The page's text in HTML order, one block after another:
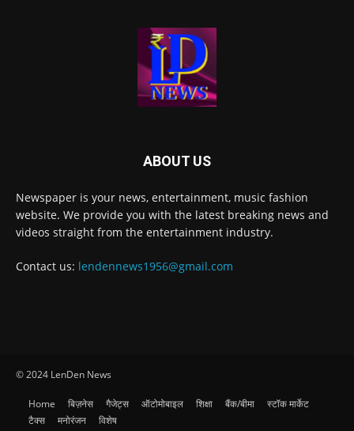
ABOUT US
Newspaper is your news, entertainment, music fashion
website. We provide you with the latest breaking news and
videos straight from the entertainment industry.
Contact us: lendennews1956@gmail.com
© 2024 LenDen News
Home बिज़नेस गैजेट्स ऑटोमोबाइल शिक्षा बैंक/बीमा
स्टॉक मार्केट
टैक्स
मनोरंजन विशेष